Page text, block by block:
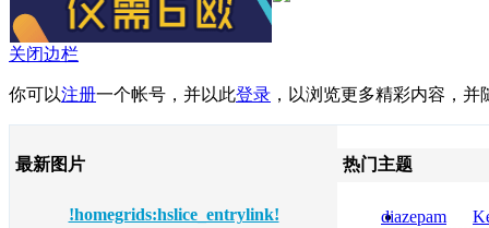
关闭边栏
你可以注册一个帐号，并以此登录 ，以浏览更多精彩内容，
最新图片
!homegrids:hslice_entrylink!
热门主题
diazepam